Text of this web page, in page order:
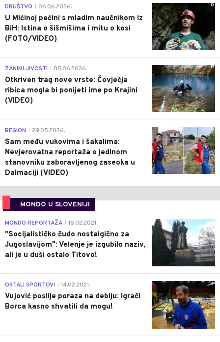
0
DRUŠTVO 06.06.2026.
U Mićinoj pećini s mladim naučnikom iz
BiH: Istina o šišmišima i mitu o kosi
(FOTO/VIDEO)
0
ZANIMLJIVOSTI 05.06.2026.
Otkriven trag nove vrste: Čovječja
ribica mogla bi ponijeti ime po Krajini
(VIDEO)
0
REGION 29.05.2026.
Sam među vukovima i šakalima:
Nevjerovatna reportaža o jedinom
stanovniku zaboravljenog zaseoka u
Dalmaciji (VIDEO)
MONDO U SLOVENIJI
4
MONDO REPORTAŽA 16.02.2021.
"Socijalističko čudo nostalgično za
Jugoslavijom": Velenje je izgubilo naziv,
ali je u duši ostalo Titovo!
1
OSTALI SPORTOVI 14.02.2021.
Vujović poslije poraza na debiju: Igrači
Borca kasno shvatili da mogu!